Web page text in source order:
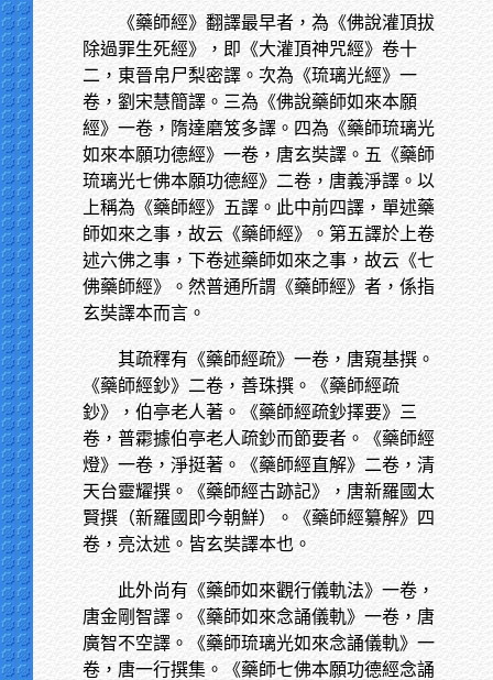
《藥師經》翻譯最早者，為《佛說灌頂拔
除過罪生死經》，即《大灌頂神咒經》卷十
二，東晉帛尸梨密譯。次為《琉璃光經》一
卷，劉宋慧簡譯。三為《佛說藥師如來本願
經》一卷，隋達磨笈多譯。四為《藥師琉璃光
如來本願功德經》一卷，唐玄奘譯。五《藥師
琉璃光七佛本願功德經》二卷，唐義淨譯。以
上稱為《藥師經》五譯。此中前四譯，單述藥
師如來之事，故云《藥師經》。第五譯於上卷
述六佛之事，下卷述藥師如來之事，故云《七
佛藥師經》。然普通所謂《藥師經》者，係指
玄奘譯本而言。
其疏釋有《藥師經疏》一卷，唐窺基撰。
《藥師經鈔》二卷，善珠撰。《藥師經疏
鈔》，伯亭老人著。《藥師經疏鈔擇要》三
卷，普霦據伯亭老人疏鈔而節要者。《藥師經
燈》一卷，淨挺著。《藥師經直解》二卷，清
天台靈耀撰。《藥師經古跡記》，唐新羅國太
賢撰（新羅國即今朝鮮）。《藥師經纂解》四
卷，亮汰述。皆玄奘譯本也。
此外尚有《藥師如來觀行儀軌法》一卷，
唐金剛智譯。《藥師如來念誦儀軌》一卷，唐
廣智不空譯。《藥師琉璃光如來念誦儀軌》一
卷，唐一行撰集。《藥師七佛本願功德經念誦